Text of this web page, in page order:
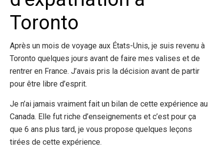
Toronto
Après un mois de voyage aux États-Unis, je suis revenu à
Toronto quelques jours avant de faire mes valises et de
rentrer en France. J’avais pris la décision avant de partir
pour être libre d’esprit.
Je n’ai jamais vraiment fait un bilan de cette expérience au
Canada. Elle fut riche d’enseignements et c’est pour ça
que 6 ans plus tard, je vous propose quelques leçons
tirées de cette expérience.